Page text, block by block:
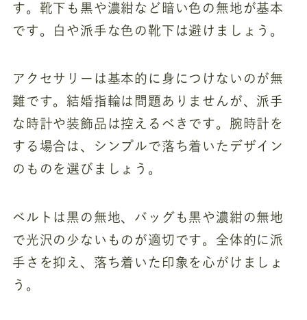
す。靴下も黒や濃紺など暗い色の無地が基本
です。白や派手な色の靴下は避けましょう。
アクセサリーは基本的に身につけないのが無
難です。結婚指輪は問題ありませんが、派手
な時計や装飾品は控えるべきです。腕時計を
する場合は、シンプルで落ち着いたデザイン
のものを選びましょう。
ベルトは黒の無地、バッグも黒や濃紺の無地
で光沢の少ないものが適切です。全体的に派
手さを抑え、落ち着いた印象を心がけましょ
う。